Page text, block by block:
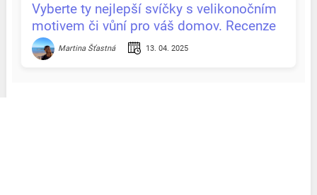
Vyberte ty nejlepší svíčky s velikonočním
motivem či vůní pro váš domov. Recenze
& tipy na jednom místě
Martina Šťastná 13. 04. 2025